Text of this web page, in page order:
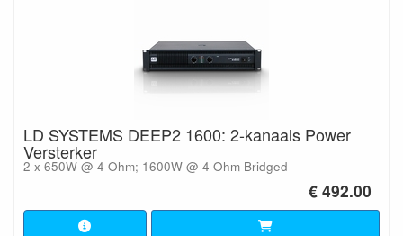
kristalhelder, krachtig geluid met een minimaal
energieverbruik. Dit betekent dat je de maximale
geluidskwaliteit krijgt, zonder onnodige energieverspilling.
LD Systems biedt een breed scala aan versterkers die
geschikt zijn voor verschillende toepassingen en
omgevingen. Of je nu een enkele versterker nodig hebt
voor een kleinere ruimte of een krachtige oplossing voor
een groot podium, er is altijd een LD Systems versterker
die past bij je specifieke behoeften.
LD SYSTEMS DEEP2 1600: 2-kanaals Power
Versterker
2 x 650W @ 4 Ohm; 1600W @ 4 Ohm Bridged
€ 492.00